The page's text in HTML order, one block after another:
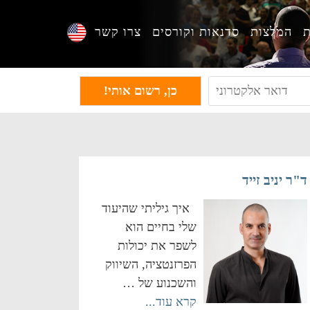
המלצות סדנאות וקורסים צרו קשר
ד"ר יניב זייד
איך גיליתי שהיעוד
שלי בחיים הוא
לשפר את יכולות
הפרזנטציה, השיווק
והשכנוע של …
קרא עוד...